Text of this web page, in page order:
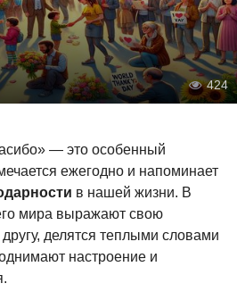
424
— это особенный
ежегодно и напоминает
в нашей жизни. В
мира выражают свою
другу, делятся теплыми словами
настроение и